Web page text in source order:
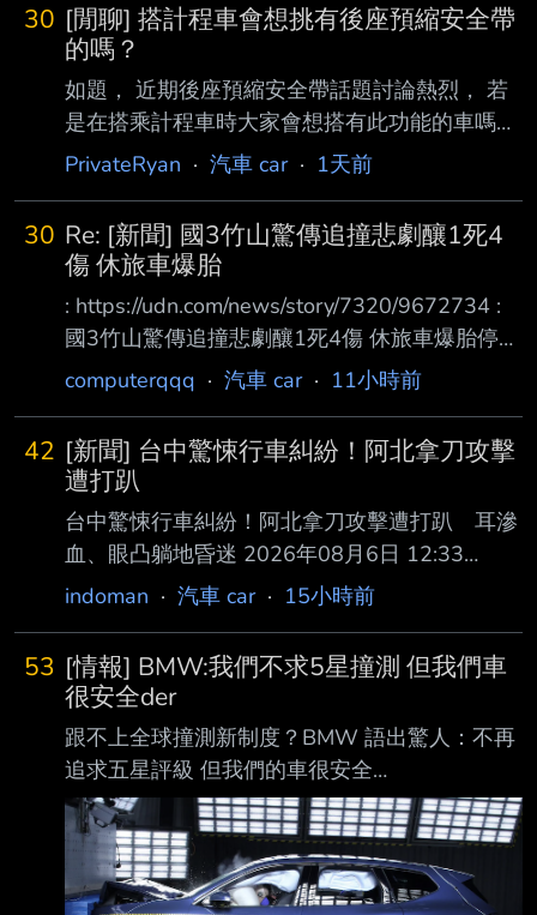
30 [閒聊] 搭計程車會想挑有後座預縮安全帶
的嗎？
如題， 近期後座預縮安全帶話題討論熱烈， 若
是在搭乘計程車時大家會想搭有此功能的車嗎？
還是乾脆直接坐副駕好了？ 叫車APP以後是不是
項之外，應再增加後 座預縮安全帶車輛的選項
會更安全？ 有沒有安全帶達人能分享看法的？ -
-
PrivateRyan · 汽車 car· 1天前
30 Re: [新聞] 國3竹山驚傳追撞悲劇釀1死4
傷 休旅車爆胎
: https://udn.com/news/story/7320/9672734 :
國3竹山驚傳追撞悲劇釀1死4傷 休旅車爆胎停內
線遭撞婦人傷重亡 : 2026-08-05 16:45 聯合報
240.2公里南投竹山路段，3日下午發生死亡車
禍！1輛休旅車疑因爆胎停在 內 : 側車道，後方
車輛疑未注意前方狀況追撞，造成2車共5人送
醫，其中1名女乘客傷重不 治 : 。警方初步排除
酒駕，詳細肇事原因仍調查中。 : 事故發生於3
日下午5時13分許，68歲曾姓男
computerqqq · 汽車 car· 11小時前
42 [新聞] 台中驚悚行車糾紛！阿北拿刀攻擊
遭打趴
台中驚悚行車糾紛！阿北拿刀攻擊遭打趴 耳滲
血、眼凸躺地昏迷 2026年08月6日 12:33
ETTODAY記者白珈陽／台中報導 台中市北屯區
執過程中68歲李姓男子持摺 疊刀攻擊35歲葉姓
男子，造成葉男手部割傷，而葉也不甘示弱予以
反擊，將李打趴在地， 有民眾拍下李男倒地情
形，李耳朵滲血、眼神失焦，口部也吐出血沫，
驚悚畫面引起大量 網友熱議。 影片顯示，發生
糾紛後，李男走向葉男車旁叫囂，並試圖將駕駛
座內的葉男拉下車，造成 整輛廂型車不斷晃
動，李還有疑似揮拳動作；另一
indoman · 汽車 car· 15小時前
53 [情報] BMW:我們不求5星撞測 但我們車
很安全der
跟不上全球撞測新制度？BMW 語出驚人：不再
追求五星評級 但我們的車很安全
https://auto.ltn.com.tw/news/32526 — 全球新
車安全測試標準愈來愈嚴格，能獲得五星評價，
除了代表自家車輛安全獲得專業單位 背書，同
時也讓消費者願意買單的最大關鍵，尤其是價格